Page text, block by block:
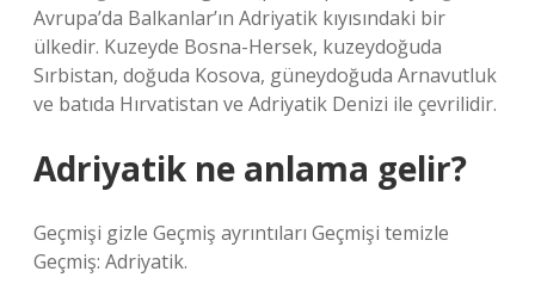
Avrupa’da Balkanlar’ın Adriyatik kıyısındaki bir
ülkedir. Kuzeyde Bosna-Hersek, kuzeydoğuda
Sırbistan, doğuda Kosova, güneydoğuda Arnavutluk
ve batıda Hırvatistan ve Adriyatik Denizi ile çevrilidir.
Adriyatik ne anlama gelir?
Geçmişi gizle Geçmiş ayrıntıları Geçmişi temizle
Geçmiş: Adriyatik.